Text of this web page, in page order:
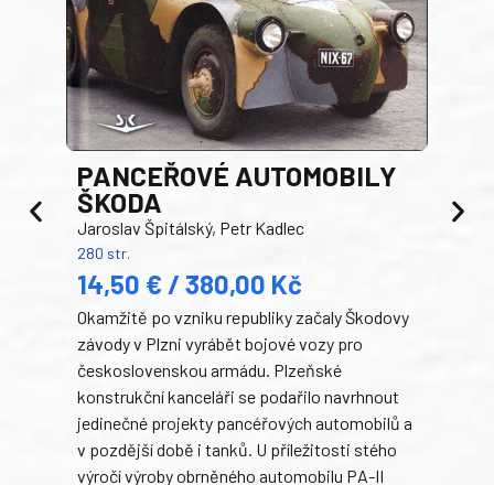
PANCEŘOVÉ AUTOMOBILY
ŠKODA
Jaroslav Špitálský, Petr Kadlec
280 str.
14,50 € / 380,00 Kč
Okamžitě po vzniku republiky začaly Škodovy
závody v Plzni vyrábět bojové vozy pro
československou armádu. Plzeňské
konstrukční kanceláři se podařilo navrhnout
jedinečné projekty pancéřových automobilů a
v pozdější době i tanků. U příležitosti stého
výročí výroby obrněného automobilu PA-II